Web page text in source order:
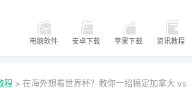
电脑软件 安卓下载 苹果下载 资讯教程
程 > 在海外想看世界杯？教你一招搞定加拿大 vs